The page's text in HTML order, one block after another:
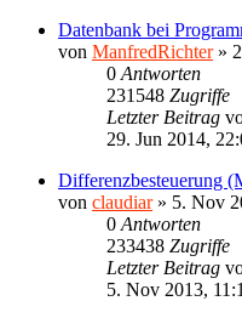
Datenbank bei
von ManfredRichter»
0 Antworten
231548 Zugriffe
Letzter Beitrag
29. Jun 2014,
Differenzbesteuerung
von claudiar» 5. Nov
0 Antworten
233438 Zugriffe
Letzter Beitrag
5. Nov 2013,